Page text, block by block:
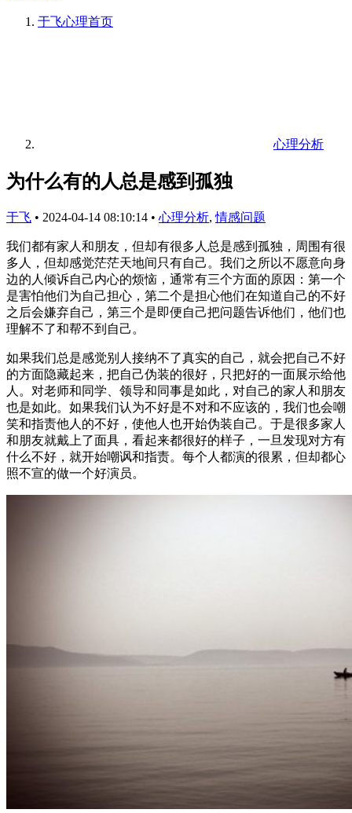
于飞心理首页
心理分析
为什么有的人总是感到孤独
于飞 • 2024-04-14 08:10:14 • 心理分析,情感问题
我们都有家人和朋友，但却有很多人总是感到孤独，周围有很
多人，但却感觉茫茫天地间只有自己。我们之所以不愿意向身
边的人倾诉自己内心的烦恼，通常有三个方面的原因：第一个
是害怕他们为自己担心，第二个是担心他们在知道自己的不好
之后会嫌弃自己，第三个是即便自己把问题告诉他们，他们也
理解不了和帮不到自己。
如果我们总是感觉别人接纳不了真实的自己，就会把自己不好
的方面隐藏起来，把自己伪装的很好，只把好的一面展示给他
人。对老师和同学、领导和同事是如此，对自己的家人和朋友
也是如此。如果我们认为不好是不对和不应该的，我们也会嘲
笑和指责他人的不好，使他人也开始伪装自己。于是很多家人
和朋友就戴上了面具，看起来都很好的样子，一旦发现对方有
什么不好，就开始嘲讽和指责。每个人都演的很累，但却都心
照不宣的做一个好演员。